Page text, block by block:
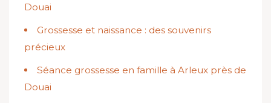
Douai
Grossesse et naissance : des souvenirs
précieux
Séance grossesse en famille à Arleux près de
Douai